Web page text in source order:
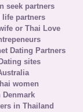
seek partners
life partners
or Thai Love
Dating Partners
sites
women
in Thailand